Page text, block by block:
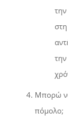
Μπορώ
πόμολο;